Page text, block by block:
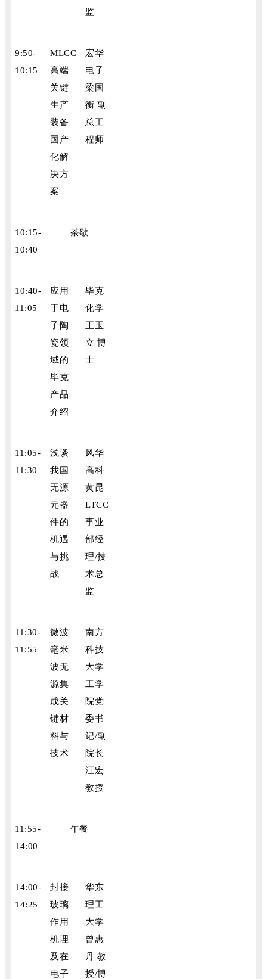
监
9:50-
10:15
MLCC
高端
关键
生产
装备
国产
化解
决方
案
宏华
电子
梁国
衡 副
总工
程师
10:15-
10:40
茶歇
10:40-
11:05
应用
于电
子陶
瓷领
域的
毕克
产品
介绍
毕克
化学
王玉
立 博
士
11:05-
11:30
浅谈
我国
无源
元器
件的
机遇
与挑
战
风华
高科
黄昆
LTCC
事业
部经
理/技
术总
监
11:30-
11:55
微波
毫米
波无
源集
成关
键材
料与
技术
南方
科技
大学
工学
院党
委书
记/副
院长
汪宏
教授
11:55-
14:00
午餐
14:00-
14:25
封接
玻璃
作用
机理
及在
电子
华东
理工
大学
曾惠
丹 教
授/博